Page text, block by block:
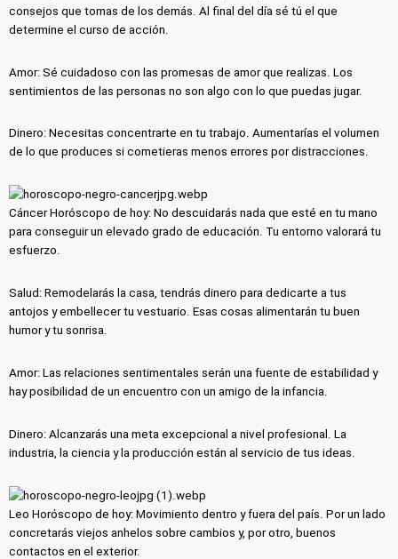
consejos que tomas de los demás. Al final del día sé tú el que
determine el curso de acción.
Amor: Sé cuidadoso con las promesas de amor que realizas. Los
sentimientos de las personas no son algo con lo que puedas jugar.
Dinero: Necesitas concentrarte en tu trabajo. Aumentarías el volumen
de lo que produces si cometieras menos errores por distracciones.
Cáncer Horóscopo de hoy: No descuidarás nada que esté en tu mano
para conseguir un elevado grado de educación. Tu entorno valorará tu
esfuerzo.
Salud: Remodelarás la casa, tendrás dinero para dedicarte a tus
antojos y embellecer tu vestuario. Esas cosas alimentarán tu buen
humor y tu sonrisa.
Amor: Las relaciones sentimentales serán una fuente de estabilidad y
hay posibilidad de un encuentro con un amigo de la infancia.
Dinero: Alcanzarás una meta excepcional a nivel profesional. La
industria, la ciencia y la producción están al servicio de tus ideas.
Leo Horóscopo de hoy: Movimiento dentro y fuera del país. Por un lado
concretarás viejos anhelos sobre cambios y, por otro, buenos
contactos en el exterior.